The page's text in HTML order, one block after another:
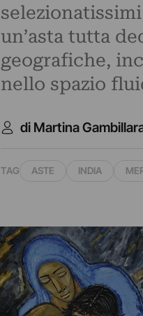
un’asta tutta
geografiche,
nello spazio
di Martina
TAG ASTE INDIA